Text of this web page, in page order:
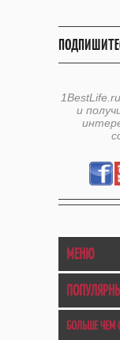
и
МЕНЮ
БОЛЬШЕ ЧЕМ